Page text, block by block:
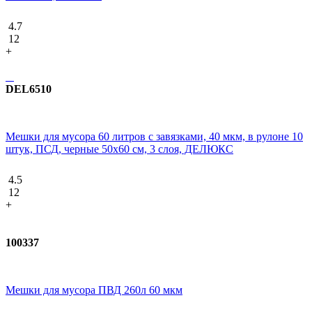
4.7
12
+
DEL6510
Мешки для мусора 60 литров с завязками, 40 мкм, в рулоне 10
штук, ПСД, черные 50х60 см, 3 слоя, ДЕЛЮКС
4.5
12
+
100337
Мешки для мусора ПВД 260л 60 мкм